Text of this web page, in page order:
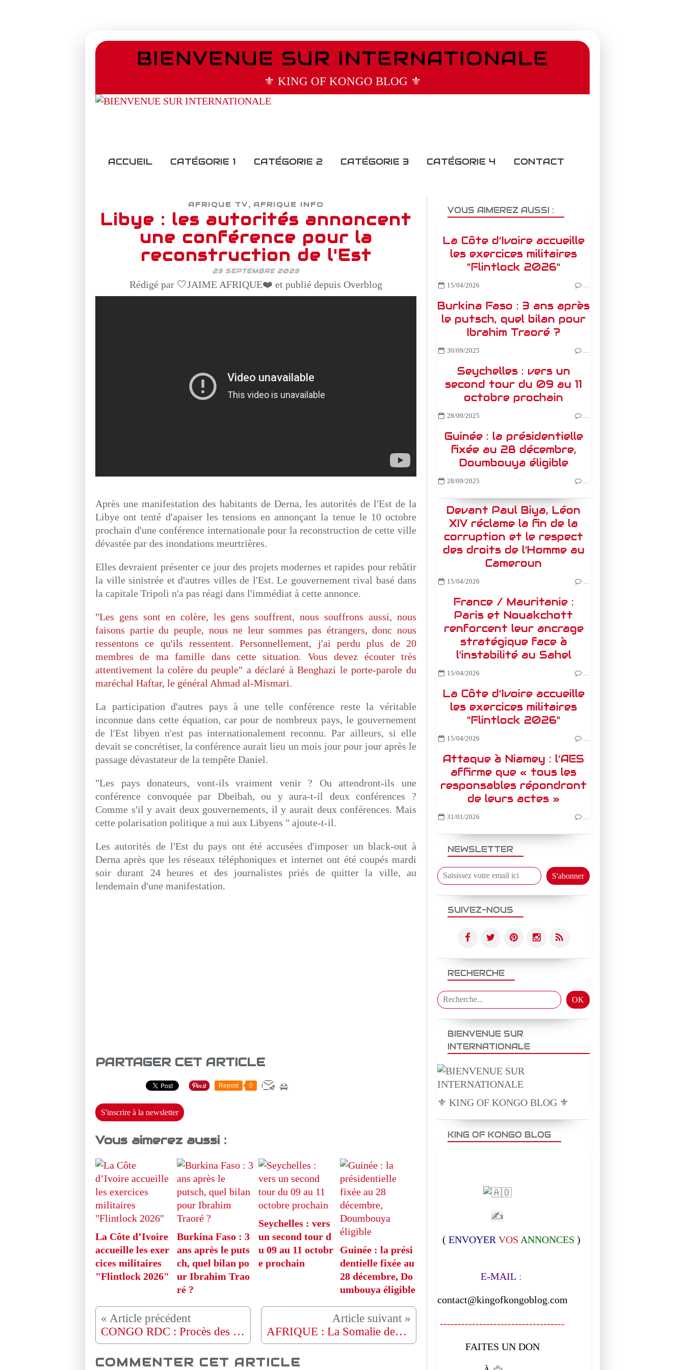
BIENVENUE SUR INTERNATIONALE
⚜️ KING OF KONGO BLOG ⚜️
ACCUEIL CATÉGORIE 1 CATÉGORIE 2 CATÉGORIE 3 CATÉGORIE 4 CONTACT
AFRIQUE TV, AFRIQUE INFO
Libye : les autorités annoncent
une conférence pour la
reconstruction de l'Est
23 SEPTEMBRE 2023
Rédigé par 🤍JAIME AFRIQUE❤️ et publié depuis Overblog
Après une manifestation des habitants de Derna, les autorités de l'Est de la
Libye ont tenté d'apaiser les tensions en annonçant la tenue le 10 octobre
prochain d'une conférence internationale pour la reconstruction de cette ville
dévastée par des inondations meurtrières.
Elles devraient présenter ce jour des projets modernes et rapides pour rebâtir
la ville sinistrée et d'autres villes de l'Est. Le gouvernement rival basé dans
la capitale Tripoli n'a pas réagi dans l'immédiat à cette annonce.
"Les gens sont en colère, les gens souffrent, nous souffrons aussi, nous
faisons partie du peuple, nous ne leur sommes pas étrangers, donc nous
ressentons ce qu'ils ressentent. Personnellement, j'ai perdu plus de 20
membres de ma famille dans cette situation. Vous devez écouter très
attentivement la colère du peuple" a déclaré à Benghazi le porte-parole du
maréchal Haftar, le général Ahmad al-Mismari.
La participation d'autres pays à une telle conférence reste la véritable
inconnue dans cette équation, car pour de nombreux pays, le gouvernement
de l'Est libyen n'est pas internationalement reconnu. Par ailleurs, si elle
devait se concrétiser, la conférence aurait lieu un mois jour pour jour après le
passage dévastateur de la tempête Daniel.
"Les pays donateurs, vont-ils vraiment venir ? Ou attendront-ils une
conférence convoquée par Dbeibah, ou y aura-t-il deux conférences ?
Comme s'il y avait deux gouvernements, il y aurait deux conférences. Mais
cette polarisation politique a nui aux Libyens " ajoute-t-il.
Les autorités de l'Est du pays ont été accusées d'imposer un black-out à
Derna après que les réseaux téléphoniques et internet ont été coupés mardi
soir durant 24 heures et des journalistes priés de quitter la ville, au
lendemain d'une manifestation.
PARTAGER CET ARTICLE
Repost 0
S'inscrire à la newsletter
Vous aimerez aussi :
La Côte d’Ivoire
accueille les exer
cices militaires
"Flintlock 2026"
Burkina Faso : 3
ans après le puts
ch, quel bilan po
ur Ibrahim Trao
ré ?
Seychelles : vers
un second tour d
u 09 au 11 octobr
e prochain
Guinée : la prési
dentielle fixée au
28 décembre, Do
umbouya éligible
CONGO RDC : Procès des officiers FARDC impliqués dans le meurtre de 57 civils à Goma. AFRIQUE : La Somalie demande 3 mois de "pause" dans le retrait de l'Atmis
COMMENTER CET ARTICLE
NEWSLETTER
SUIVEZ-NOUS
RECHERCHE
BIENVENUE SUR
INTERNATIONALE
⚜️ KING OF KONGO BLOG ⚜️
VOUS AIMEREZ AUSSI :
La Côte d’Ivoire accueille
les exercices militaires
"Flintlock 2026"
15/04/2026 …
Burkina Faso : 3 ans après
le putsch, quel bilan pour
Ibrahim Traoré ?
30/09/2025 …
Seychelles : vers un
second tour du 09 au 11
octobre prochain
28/09/2025 …
Guinée : la présidentielle
fixée au 28 décembre,
Doumbouya éligible
28/09/2025 …
Devant Paul Biya, Léon
XIV réclame la fin de la
corruption et le respect
des droits de l'Homme au
Cameroun
15/04/2026 …
France / Mauritanie :
Paris et Nouakchott
renforcent leur ancrage
stratégique face à
l'instabilité au Sahel
15/04/2026 …
La Côte d’Ivoire accueille
les exercices militaires
"Flintlock 2026"
15/04/2026 …
Attaque à Niamey : l’AES
affirme que « tous les
responsables répondront
de leurs actes »
31/01/2026 …
KING OF KONGO BLOG
✍
( ENVOYER VOS ANNONCES )
E-MAIL :
contact@kingofkongoblog.com
-----------------------------------
FAITES UN DON